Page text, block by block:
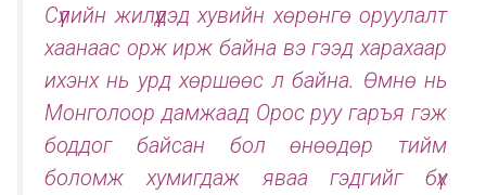
Сүүлийн жилүүдэд хувийн хөрөнгө оруулалт
хаанаас орж ирж байна вэ гээд харахаар
ихэнх нь урд хөршөөс л байна. Өмнө нь
Монголоор дамжаад Орос руу гаръя гэж
боддог байсан бол өнөөдөр тийм
боломж хумигдаж яваа гэдгийг бүх